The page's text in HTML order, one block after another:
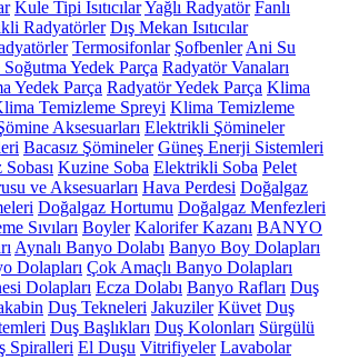
Kule Tipi IsıtıcılarYağlı Radyatör Fanlı
Radyatörler Dış Mekan Isıtıcılar
Termosifonlar Şofbenler Ani Su
Soğutma Yedek Parça Radyatör Vanaları
Yedek Parça Radyatör Yedek Parça Klima
Temizleme Spreyi Klima Temizleme
Aksesuarları Elektrikli Şömineler
Bacasız Şömineler Güneş Enerji Sistemleri
Kuzine Soba Elektrikli Soba Pelet
ve Aksesuarları Hava Perdesi Doğalgaz
Doğalgaz Hortumu Doğalgaz Menfezleri
Sıvıları Boyler Kalorifer Kazanı BANYO
Aynalı Banyo Dolabı Banyo Boy Dolapları
Dolapları Çok Amaçlı Banyo Dolapları
Dolapları Ecza Dolabı Banyo Rafları Duş
Duş Tekneleri Jakuziler Küvet Duş
Duş Başlıkları Duş Kolonları Sürgülü
Spiralleri El Duşu Vitrifiyeler Lavabolar